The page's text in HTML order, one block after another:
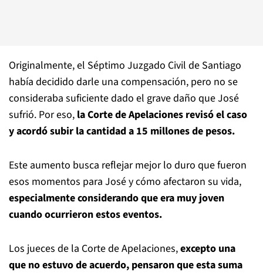
Originalmente, el Séptimo Juzgado Civil de Santiago
había decidido darle una compensación, pero no se
consideraba suficiente dado el grave daño que José
sufrió. Por eso, la Corte de Apelaciones revisó el caso
y acordó subir la cantidad a 15 millones de pesos.
Este aumento busca reflejar mejor lo duro que fueron
esos momentos para José y cómo afectaron su vida,
especialmente considerando que era muy joven
cuando ocurrieron estos eventos.
Los jueces de la Corte de Apelaciones,excepto una
que no estuvo de acuerdo, pensaron que esta suma